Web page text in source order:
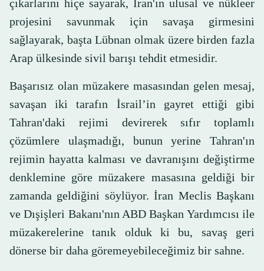
çıkarlarını hiçe sayarak, İran'ın ulusal ve nükleer
projesini savunmak için savaşa girmesini
sağlayarak, başta Lübnan olmak üzere birden fazla
Arap ülkesinde sivil barışı tehdit etmesidir.
Başarısız olan müzakere masasından gelen mesaj,
savaşan iki tarafın İsrail’in gayret ettiği gibi
Tahran'daki rejimi devirerek sıfır toplamlı
çözümlere ulaşmadığı, bunun yerine Tahran'ın
rejimin hayatta kalması ve davranışını değiştirme
denklemine göre müzakere masasına geldiği bir
zamanda geldiğini söylüyor. İran Meclis Başkanı
ve Dışişleri Bakanı'nın ABD Başkan Yardımcısı ile
müzakerelerine tanık olduk ki bu, savaş geri
dönerse bir daha göremeyebileceğimiz bir sahne.